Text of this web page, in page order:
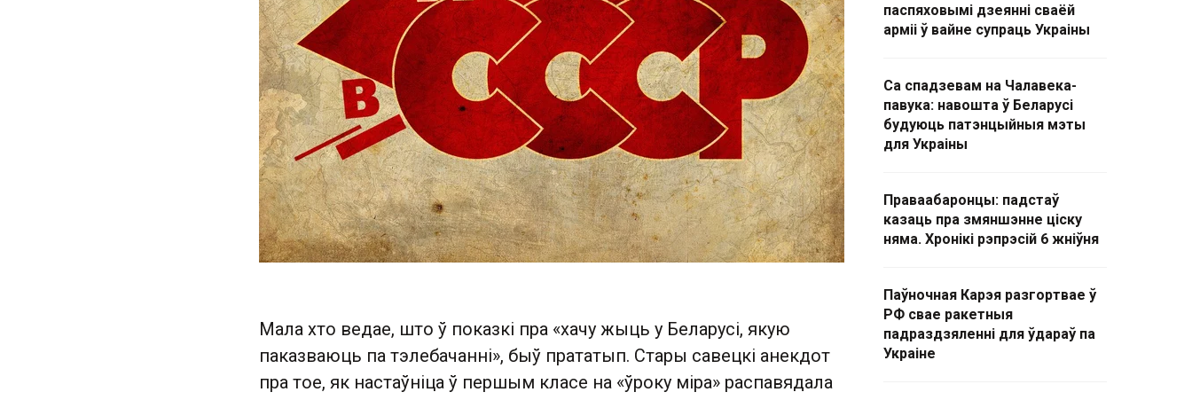
Мала хто ведае, што ў показкі пра «хачу жыць у Беларусі, якую
паказваюць па тэлебачанні», быў прататып. Стары савецкі анекдот
пра тое, як настаўніца ў першым класе на «ўроку міра» распавядала
паспяховымі дзеянні сваёй
арміі ў вайне супраць Украіны
Са спадзевам на Чалавека-
павука: навошта ў Беларусі
будуюць патэнцыйныя мэты
для Украіны
Праваабаронцы: падстаў
казаць пра змяншэнне ціску
няма. Хронікі рэпрэсій 6 жніўня
Паўночная Карэя разгортвае ў
РФ свае ракетныя
падраздзяленні для ўдараў па
Украіне